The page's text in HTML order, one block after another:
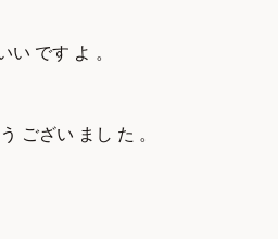
です よ 。
ござい まし た 。